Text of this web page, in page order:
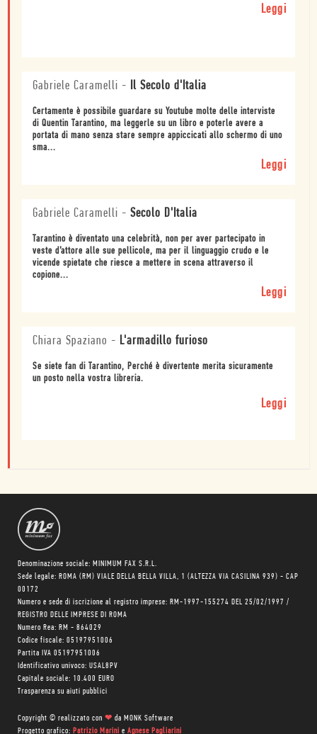
Leggi
Gabriele Caramelli - Il Secolo d'Italia
Certamente è possibile guardare su Youtube molte delle interviste
di Quentin Tarantino, ma leggerle su un libro e poterle avere a
portata di mano senza stare sempre appiccicati allo schermo di uno
sma...
Leggi
Gabriele Caramelli - Secolo D'Italia
Tarantino è diventato una celebrità, non per aver partecipato in
veste d’attore alle sue pellicole, ma per il linguaggio crudo e le
vicende spietate che riesce a mettere in scena attraverso il
copione...
Leggi
Chiara Spaziano - L'armadillo furioso
Se siete fan di Tarantino, Perché è divertente merita sicuramente
un posto nella vostra libreria.
Leggi
Denominazione sociale: MINIMUM FAX S.R.L.
Sede legale: ROMA (RM) VIALE DELLA BELLA VILLA, 1 (ALTEZZA VIA CASILINA 939) - CAP
00172
Numero e sede di iscrizione al registro imprese: RM-1997-155274 DEL 25/02/1997 /
REGISTRO DELLE IMPRESE DI ROMA
Numero Rea: RM - 864029
Codice fiscale: 05197951006
Partita IVA 05197951006
Identificativo univoco: USAL8PV
Capitale sociale: 10.400 EURO
Trasparenza su aiuti pubblici
Copyright © realizzato con ❤ da MONK Software
Progetto grafico: Patrizio Marini e Agnese Pagliarini